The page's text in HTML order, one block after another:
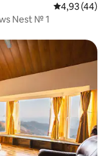
Середня
4,93 (44)
Nest № 1